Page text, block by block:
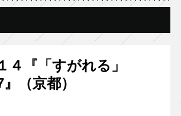
４『「すがれる」
（京都）